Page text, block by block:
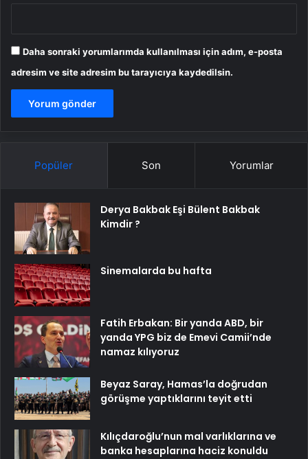
Daha sonraki yorumlarımda kullanılması için adım, e-posta
adresim ve site adresim bu tarayıcıya kaydedilsin.
Popüler Son Yorumlar
Derya Bakbak Eşi Bülent Bakbak
Kimdir ?
Sinemalarda bu hafta
Fatih Erbakan: Bir yanda ABD, bir
yanda YPG biz de Emevi Camii’nde
namaz kılıyoruz
Beyaz Saray, Hamas’la doğrudan
görüşme yaptıklarını teyit etti
Kılıçdaroğlu’nun mal varlıklarına ve
banka hesaplarına haciz konuldu